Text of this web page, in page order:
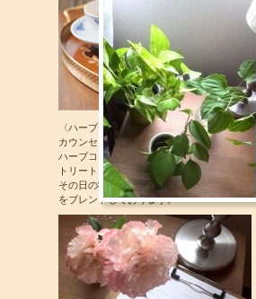
〈ハーブティ〉
カウンセリング時には季節に合わせた
ハーブコーディアルをお出ししています。
トリートメントを受けられた後には
その日の状態によっておススメのハーブティ
をブレンドしております。